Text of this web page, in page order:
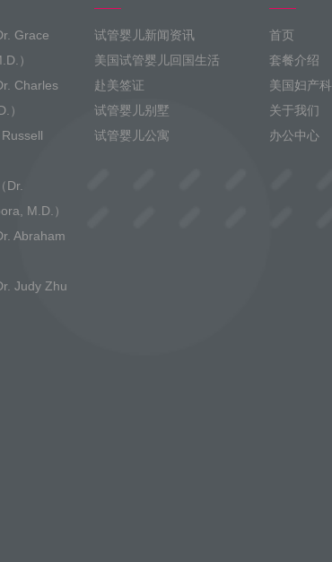
Grace
）
Charles
）
Dr.
M.D.）
Abraham
Judy Zhu
试管婴儿新闻资讯
美国试管婴儿回国生活
赴美签证
试管婴儿别墅
试管婴儿公寓
首页
套餐介绍
美国妇产科
关于我们
办公中心